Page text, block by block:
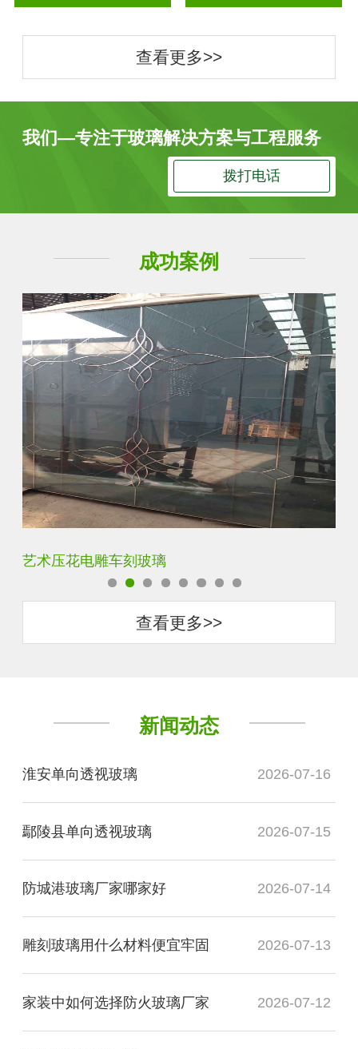
查看更多>>
我们—专注于玻璃解决方案与工程服务
拨打电话
成功案例
菱形镜面酒店车刻玻璃
查看更多>>
新闻动态
淮安单向透视玻璃 2026-07-16
鄢陵县单向透视玻璃 2026-07-15
防城港玻璃厂家哪家好 2026-07-14
雕刻玻璃用什么材料便宜牢固 2026-07-13
家装中如何选择防火玻璃厂家 2026-07-12